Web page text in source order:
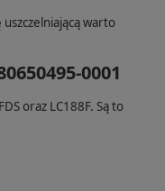
warto
0001
oraz LC188F. Są to